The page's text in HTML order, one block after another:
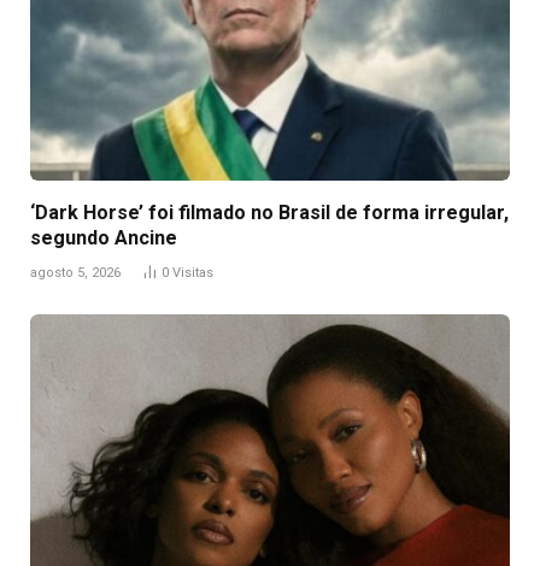
‘Dark Horse’ foi filmado no Brasil de forma irregular,
segundo Ancine
agosto 5, 2026 0 Visitas